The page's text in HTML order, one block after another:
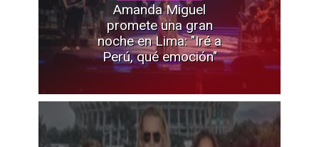
Amanda Miguel
promete una gran
noche en Lima: "Iré a
Perú, qué emoción"